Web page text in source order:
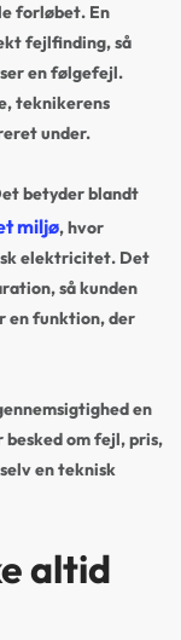
forløbet. En
fejlfinding, så
en følgefejl.
teknikerens
under.
betyder blandt
miljø, hvor
elektricitet. Det
så kunden
en funktion, der
en
om fejl, pris,
en teknisk
altid